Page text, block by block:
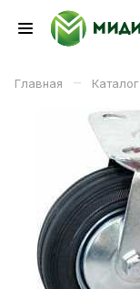
Главная – Каталог